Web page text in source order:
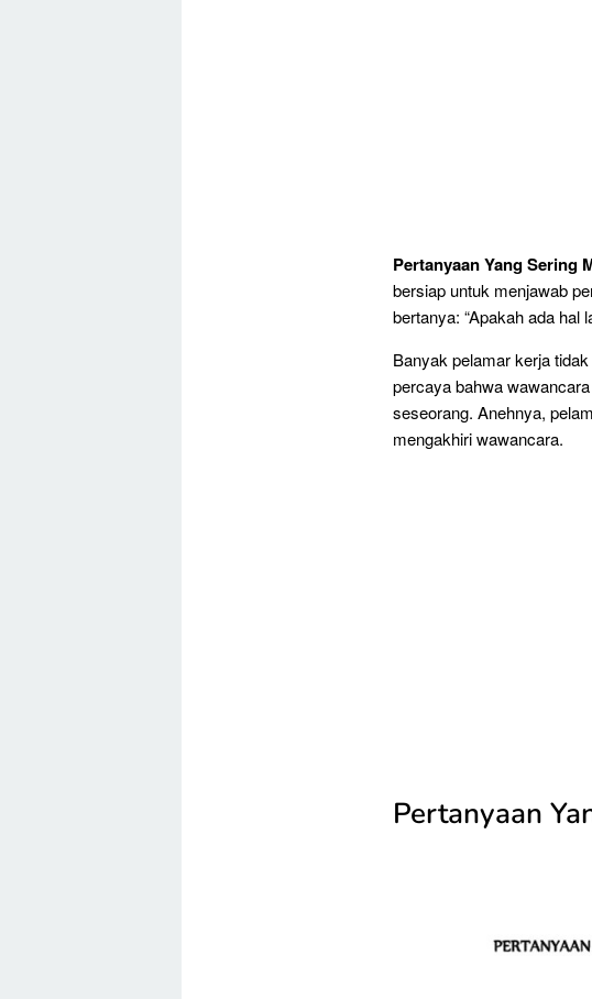
Pertanyaan Yang Sering
bersiap untuk menjawab
bertanya: “Apakah ada hal
Banyak pelamar kerja
percaya bahwa
seseorang. Anehnya,
mengakhiri wawancara.
Pertanyaan